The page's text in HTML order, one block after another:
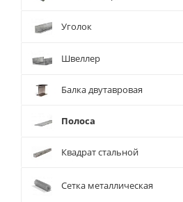
Уголок
Швеллер
Балка двутавровая
Полоса
Квадрат стальной
Сетка металлическая